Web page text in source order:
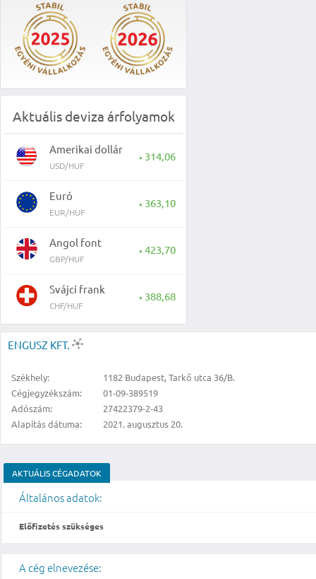
Aktuális deviza árfolyamok
Amerikai dollár
USD/HUF
▲ 314,06
Euró
EUR/HUF
▲ 363,10
Angol font
GBP/HUF
▲ 423,70
Svájci frank
CHF/HUF
▲ 388,68
ENGUSZ KFT.
Székhely:
1182 Budapest, Tarkő utca 36/B.
Cégjegyzékszám:
01-09-389519
Adószám:
27422379-2-43
Alapítás dátuma:
2021. augusztus 20.
AKTUÁLIS CÉGADATOK
Általános adatok:
Előfizetés szükséges
A cég elnevezése: